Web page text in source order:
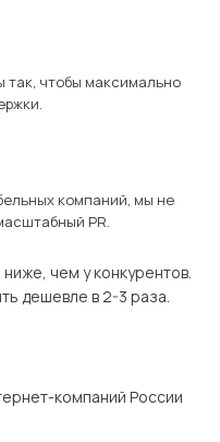
так, чтобы максимально
компаний, мы не
PR.
чем у конкурентов.
дешевле в 2-3 раза.
компаний России